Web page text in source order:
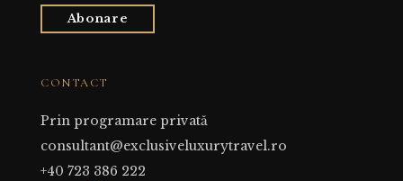
Abonare
CONTACT
Prin programare privată
consultant@exclusiveluxurytravel.ro
+40 723 386 222